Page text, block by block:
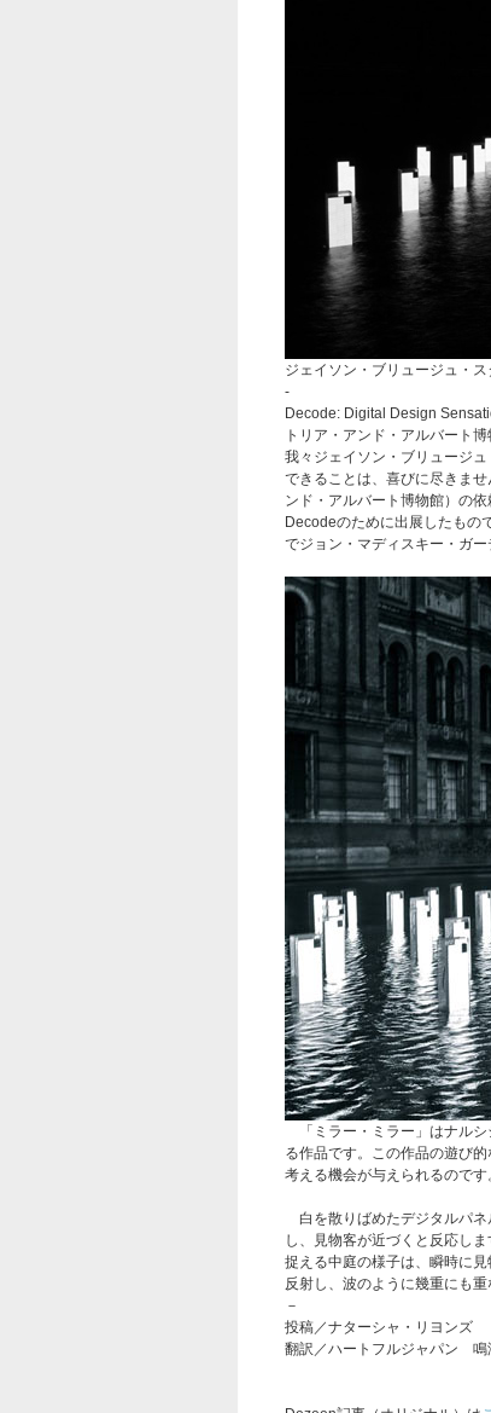
ジェイソン・ブリュージュ・
-
Decode: Digital Design
トリア・アンド・アルバート博
我々ジェイソン・ブリュージ
できることは、喜びに尽きま
ンド・アルバート博物館）の
Decodeのために出展したもの
でジョン・マディスキー・ガー
「ミラー・ミラー」はナルシ
る作品です。この作品の遊び
考える機会が与えられるのです
白を散りばめたデジタルパネ
し、見物客が近づくと反応し
捉える中庭の様子は、瞬時に
反射し、波のように幾重にも重
－
投稿／ナターシャ・リヨンズ
翻訳／ハートフルジャパン